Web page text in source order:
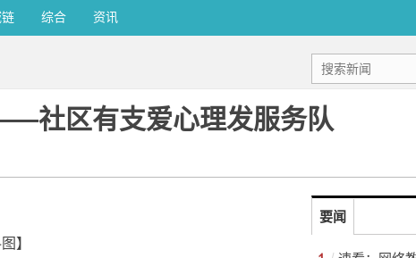
链 综合 资讯
社区有支爱心理发服务队
】
要闻